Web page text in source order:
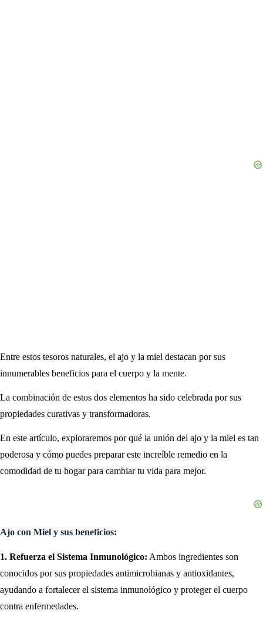
Entre estos tesoros naturales, el ajo y la miel destacan por sus
innumerables beneficios para el cuerpo y la mente.
La combinación de estos dos elementos ha sido celebrada por sus
propiedades curativas y transformadoras.
En este artículo, exploraremos por qué la unión del ajo y la miel es tan
poderosa y cómo puedes preparar este increíble remedio en la
comodidad de tu hogar para cambiar tu vida para mejor.
Ajo con Miel y sus beneficios:
1. Refuerza el Sistema Inmunológico: Ambos ingredientes son
conocidos por sus propiedades antimicrobianas y antioxidantes,
ayudando a fortalecer el sistema inmunológico y proteger el cuerpo
contra enfermedades.